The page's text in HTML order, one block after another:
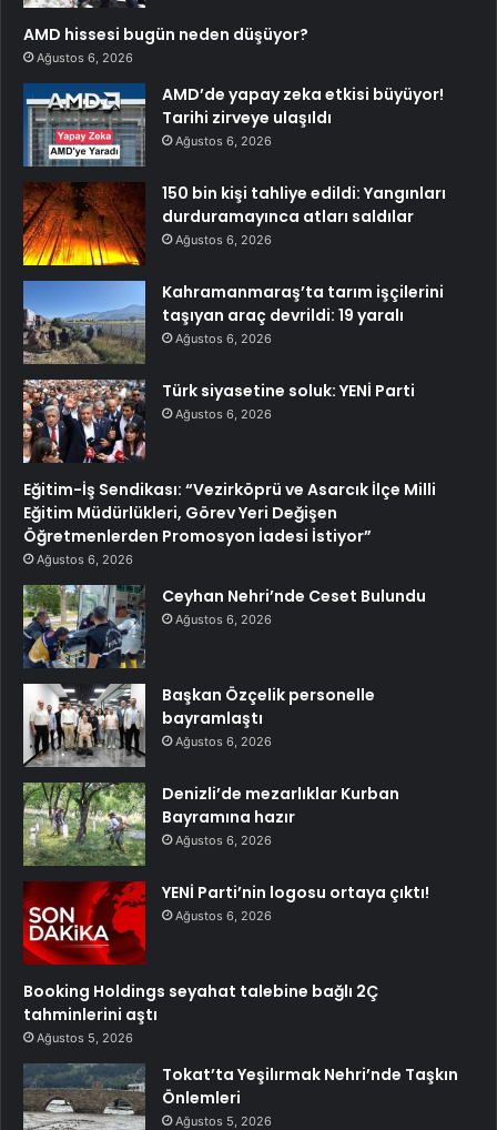
AMD hissesi bugün neden düşüyor?
Ağustos 6, 2026
AMD’de yapay zeka etkisi büyüyor!
Tarihi zirveye ulaşıldı
Ağustos 6, 2026
150 bin kişi tahliye edildi: Yangınları
durduramayınca atları saldılar
Ağustos 6, 2026
Kahramanmaraş’ta tarım işçilerini
taşıyan araç devrildi: 19 yaralı
Ağustos 6, 2026
Türk siyasetine soluk: YENİ Parti
Ağustos 6, 2026
Eğitim-İş Sendikası: “Vezirköprü ve Asarcık İlçe Milli
Eğitim Müdürlükleri, Görev Yeri Değişen
Öğretmenlerden Promosyon İadesi İstiyor”
Ağustos 6, 2026
Ceyhan Nehri’nde Ceset Bulundu
Ağustos 6, 2026
Başkan Özçelik personelle
bayramlaştı
Ağustos 6, 2026
Denizli’de mezarlıklar Kurban
Bayramına hazır
Ağustos 6, 2026
YENİ Parti’nin logosu ortaya çıktı!
Ağustos 6, 2026
Booking Holdings seyahat talebine bağlı 2Ç
tahminlerini aştı
Ağustos 5, 2026
Tokat’ta Yeşilırmak Nehri’nde Taşkın
Önlemleri
Ağustos 5, 2026